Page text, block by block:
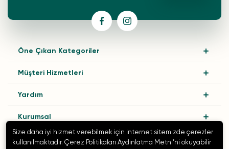
Öne Çıkan Kategoriler
Müşteri Hizmetleri
Yardım
Kurumsal
Size daha iyi hizmet verebilmek için internet sitemizde çerezler
kullanılmaktadır. Çerez Politikaları Aydınlatma Metni’ni okuyabilir